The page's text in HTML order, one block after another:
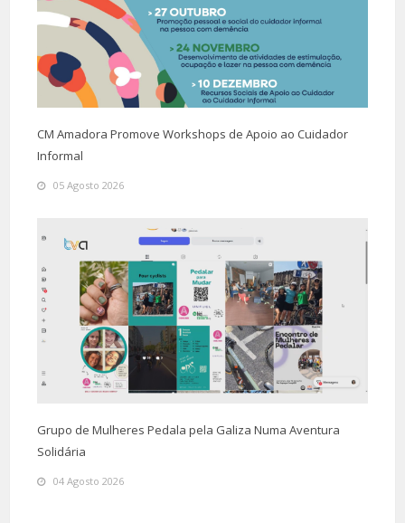
CM Amadora Promove Workshops de Apoio ao Cuidador
Informal
05 Agosto 2026
Grupo de Mulheres Pedala pela Galiza Numa Aventura
Solidária
04 Agosto 2026